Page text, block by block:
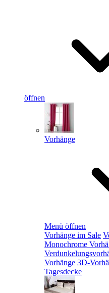
öffnen
Vorhänge
Menü öffnen
Vorhänge im Sale
Monochrome
Vorhänge 3D-
Tagesdecke